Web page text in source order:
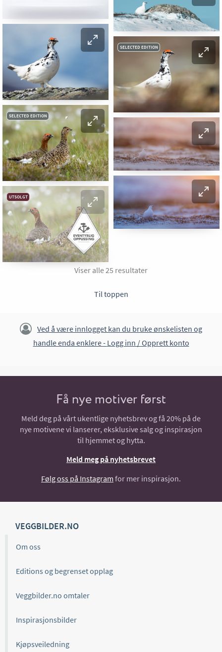
SELECTED EDITION
SELECTED EDITION
UTSOLGT
Viser alle 25 resultater
Til toppen
Ved å være innlogget kan du bruke ønskelisten og
handle enda enklere - Logg inn / Opprett konto
Få nye motiver først
Meld deg på vårt ukentlige nyhetsbrev og få 20% på de
nye motivene vi lanserer, eksklusive salg og inspirasjon
til hjemmet og hytta.
Meld meg på nyhetsbrevet
Følg oss på Instagram for mer inspirasjon.
VEGGBILDER.NO
Om oss
Editions og begrenset opplag
Veggbilder.no omtaler
Inspirasjonsbilder
Kjøpsveiledning